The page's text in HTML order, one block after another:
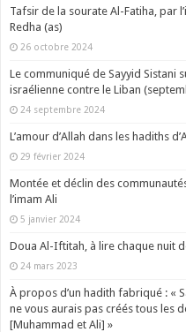
Tafsir de la sourate Al-Fatiha, par
Redha (as)
26 octobre 2024
Le communiqué de Sayyid Sistani
israélienne contre le Liban
24 septembre 2024
L’amour d’Allah dans les hadiths
29 février 2024
Montée et déclin des
l’imam Ali
5 janvier 2024
Doua Al-Iftitah, à lire chaque nuit
24 mars 2023
À propos d’un hadith fabriqué : «
ne vous aurais pas créés tous les
[Muhammad et Ali] »